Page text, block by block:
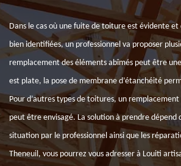
Dans le cas où une fuite de toiture est évidente et
bien identifiées, un professionnel va proposer
remplacement des éléments abîmés peut être
est plate, la pose de membrane d’étanchéité
Pour d’autres types de toitures, un
peut être envisagé. La solution à prendre dépend
situation par le professionnel ainsi que les
Theneuil, vous pourrez vous adresser à Louiti